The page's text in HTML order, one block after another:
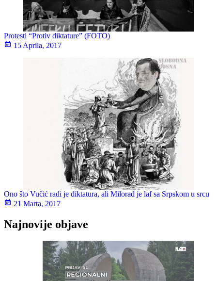
Protesti “Protiv diktature” (FOTO)
15 Aprila, 2017
Ono što Vučić radi je diktatura, ali Milorad je laf sa Srpskom u srcu
21 Marta, 2017
Najnovije objave